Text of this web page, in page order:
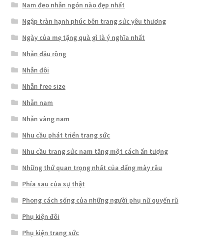
Nam đeo nhẫn ngón nào đẹp nhất
Ngập tràn hạnh phúc bên trang sức yêu thương
Ngày của mẹ tặng quà gì là ý nghĩa nhất
Nhẫn đầu rồng
Nhẫn đôi
Nhẫn free size
Nhẫn nam
Nhẫn vàng nam
Nhu cầu phát triển trang sức
Nhu cầu trang sức nam tăng một cách ấn tượng
Những thứ quan trọng nhất của đấng mày râu
Phía sau của sự thật
Phong cách sống của những người phụ nữ quyến rũ
Phụ kiện đôi
Phụ kiện trang sức